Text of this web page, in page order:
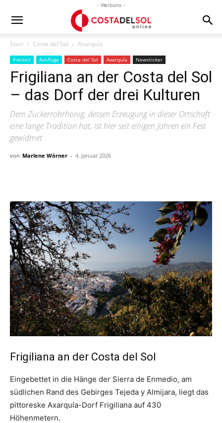
- Werbung -
Start Costa del Sol Axarquía
Freizeit Ausflüge Costa del Sol Axarquía Newsticker
Frigiliana an der Costa del Sol
– das Dorf der drei Kulturen
Dem Zuckerrohrhonig, dessen Erzeugung in dieser Ortschaft
eine lange Tradition hat, ist hier seit einigen Jahren ein Fest
gewidmet
von Marlene Wörner - 4. Januar 2026
Frigiliana an der Costa del Sol
Eingebettet in die Hänge der Sierra de Enmedio, am
südlichen Rand des Gebirges Tejeda y Almijara, liegt das
pittoreske Axarquía-Dorf Frigiliana auf 430
Höhenmetern.